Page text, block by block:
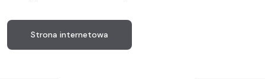
Strona internetowa